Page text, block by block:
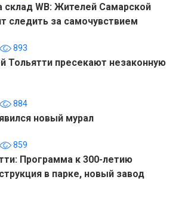
склад WB: Жителей Самарской
следить за самочувствием
893
Тольятти пресекают незаконную
884
новый мурал
859
Программа к 300-летию
в парке, новый завод